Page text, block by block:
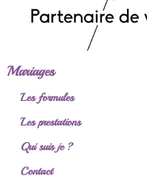
Mariages
Les formules
Les prestations
Qui suis je ?
Contact